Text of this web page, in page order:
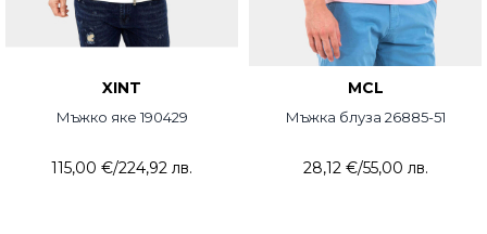
XINT
Мъжко яке 190429
115,00 €/224,92 лв.
MCL
Мъжка блуза 26885-51
28,12 €/55,00 лв.